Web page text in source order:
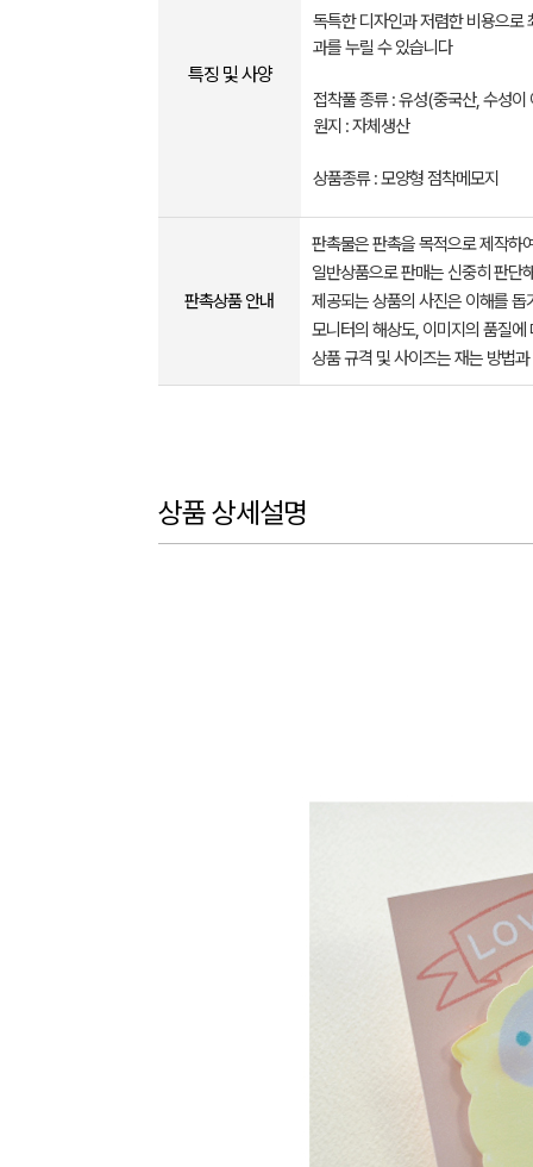
특징 및 사양
독특한 디자인과 저렴한 비용으로
과를 누릴 수 있습니다
접착풀 종류 : 유성(중국산, 수성이
원지 : 자체생산
상품종류 : 모양형 점착메모지
판촉상품 안내
판촉물은 판촉을 목적으로 제작하
일반상품으로 판매는 신중히 판단
제공되는 상품의 사진은 이해를
모니터의 해상도, 이미지의 품질
상품 규격 및 사이즈는 재는 방법
상품 상세설명